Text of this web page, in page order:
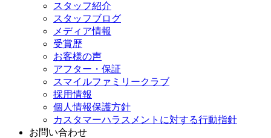
スタッフ紹介
スタッフブログ
メディア情報
受賞歴
お客様の声
アフター・保証
スマイルファミリークラブ
採用情報
個人情報保護方針
カスタマーハラスメントに対する行動指針
お問い合わせ